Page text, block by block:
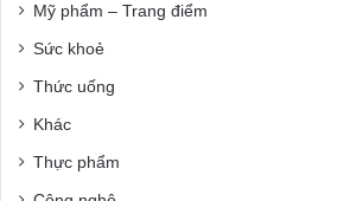
Mỹ phẩm – Trang điểm
Sức khoẻ
Thức uống
Khác
Thực phẩm